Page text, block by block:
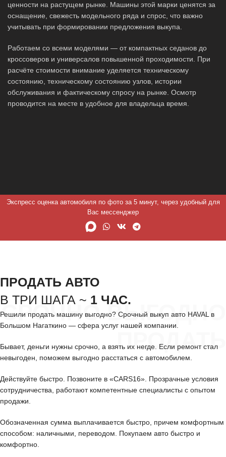
ценности на растущем рынке. Машины этой марки ценятся за
оснащение, свежесть модельного ряда и спрос, что важно
учитывать при формировании предложения выкупа.
Работаем со всеми моделями — от компактных седанов до
кроссоверов и универсалов повышенной проходимости. При
расчёте стоимости внимание уделяется техническому
состоянию, техническому состоянию узлов, истории
обслуживания и фактическому спросу на рынке. Осмотр
проводится на месте в удобное для владельца время.
Экспресс оценка автомобиля по фото за 5 минут, через удобный для
Вас мессенджер
СРОЧНО ВЫГОДНО
ПРОДАТЬ
ПРОДАТЬ АВТО
В ТРИ ШАГА ~ 1 ЧАС.
Решили продать машину выгодно? Срочный выкуп авто HAVAL в
Большом Нагаткино — сфера услуг нашей компании.
Бывает, деньги нужны срочно, а взять их негде. Если ремонт стал
невыгоден, поможем выгодно расстаться с автомобилем.
Действуйте быстро. Позвоните в «CARS16». Прозрачные условия
сотрудничества, работают компетентные специалисты с опытом
продажи.
Обозначенная сумма выплачивается быстро, причем комфортным
способом: наличными, переводом. Покупаем авто быстро и
комфортно.